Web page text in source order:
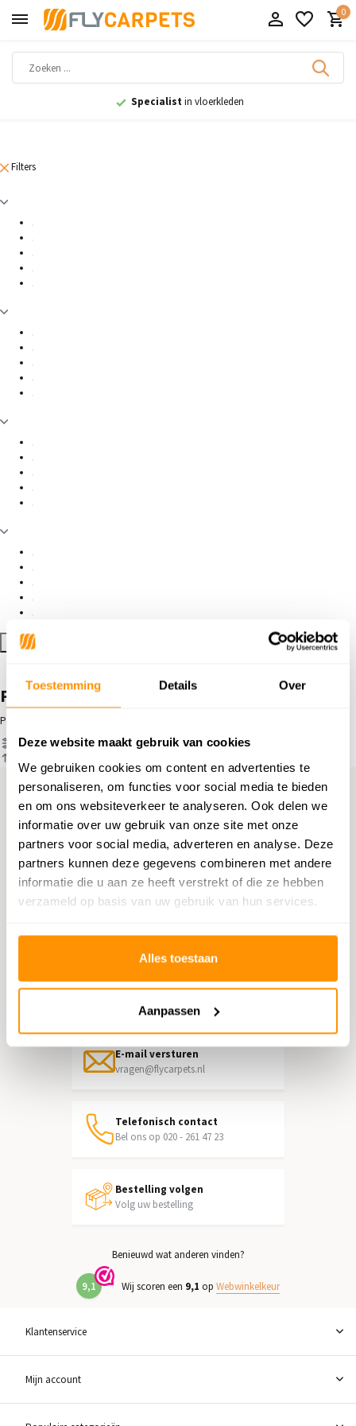
Toestemming Details Over
Deze website maakt gebruik van cookies
We gebruiken cookies om content en advertenties te
personaliseren, om functies voor social media te bieden
en om ons websiteverkeer te analyseren. Ook delen we
informatie over uw gebruik van onze site met onze
partners voor social media, adverteren en analyse. Deze
partners kunnen deze gegevens combineren met andere
informatie die u aan ze heeft verstrekt of die ze hebben
verzameld op basis van uw gebruik van hun services.
Alles toestaan
Aanpassen
0
Specialistin vloerkleden
Filters
Filter toepassen
Producten getagd met Rood / Blauw
Producten
Filter
Hulp nodig?
Neem contact op met onze
klantenservice
Informatie over het terugsturen
Chat direct
E-mail versturen
vragen@flycarpets.nl
Telefonisch contact
Bel ons op 020 - 261 47 23
Bestelling volgen
Volg uw bestelling
Benieuwd wat anderen vinden?
9,1 Wij scoren een 9,1 op Webwinkelkeur
Klantenservice
Mijn account